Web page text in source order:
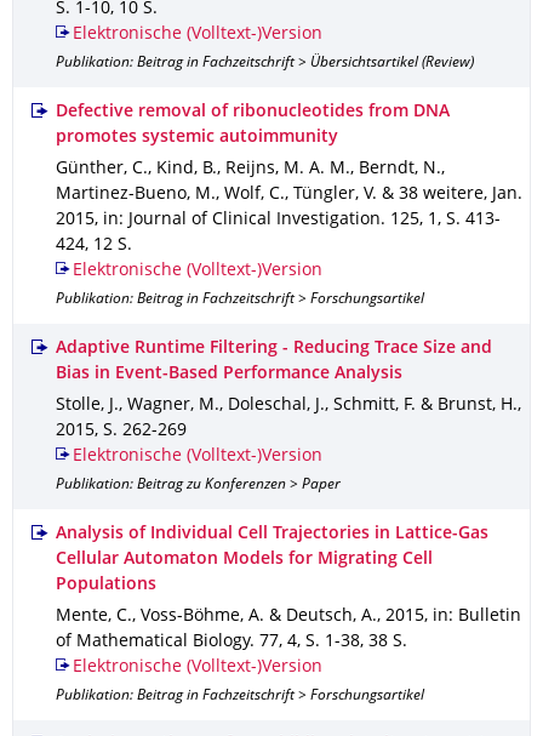
S. 1-10, 10 S.
Elektronische (Volltext-)Version
Publikation: Beitrag in Fachzeitschrift > Übersichtsartikel (Review)
Defective removal of ribonucleotides from DNA
promotes systemic autoimmunity
Günther, C., Kind, B., Reijns, M. A. M., Berndt, N.,
Martinez-Bueno, M., Wolf, C., Tüngler, V. & 38 weitere,
Jan.
2015, in: Journal of Clinical Investigation. 125, 1 , S. 413-
424, 12 S.
Elektronische (Volltext-)Version
Publikation: Beitrag in Fachzeitschrift > Forschungsartikel
Adaptive Runtime Filtering - Reducing Trace Size and
Bias in Event-Based Performance Analysis
Stolle, J., Wagner, M., Doleschal, J., Schmitt, F. & Brunst, H.,
2015, S. 262-269
Elektronische (Volltext-)Version
Publikation: Beitrag zu Konferenzen > Paper
Analysis of Individual Cell Trajectories in Lattice-Gas
Cellular Automaton Models for Migrating Cell
Populations
Mente, C., Voss-Böhme, A. & Deutsch, A., 2015, in: Bulletin
of Mathematical Biology. 77, 4, S. 1-38, 38 S.
Elektronische (Volltext-)Version
Publikation: Beitrag in Fachzeitschrift > Forschungsartikel